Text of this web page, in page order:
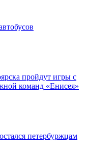
пройдут игры с
команд «Енисея»
петербуржцам